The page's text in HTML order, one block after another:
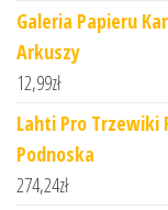
Galeria Papieru
Arkuszy
12,99zł
Lahti Pro Trzewiki
Podnoska
274,24zł